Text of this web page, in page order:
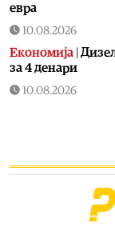
евра
10.08.2026
Економија
за 4 денари
10.08.2026
Кујнски тефтер|
– белмуш,